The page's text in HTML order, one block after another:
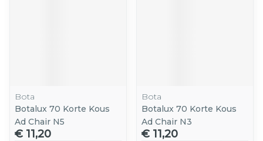
Bota
Botalux 70 Korte Kous
Ad Chair N5
€ 11,20
Bota
Botalux 70 Korte Kous
Ad Chair N3
€ 11,20